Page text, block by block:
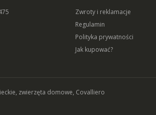
Zwroty i reklamacje
Regulamin
Polityka prywatności
Jak kupować?
zwierzęta domowe, Covalliero